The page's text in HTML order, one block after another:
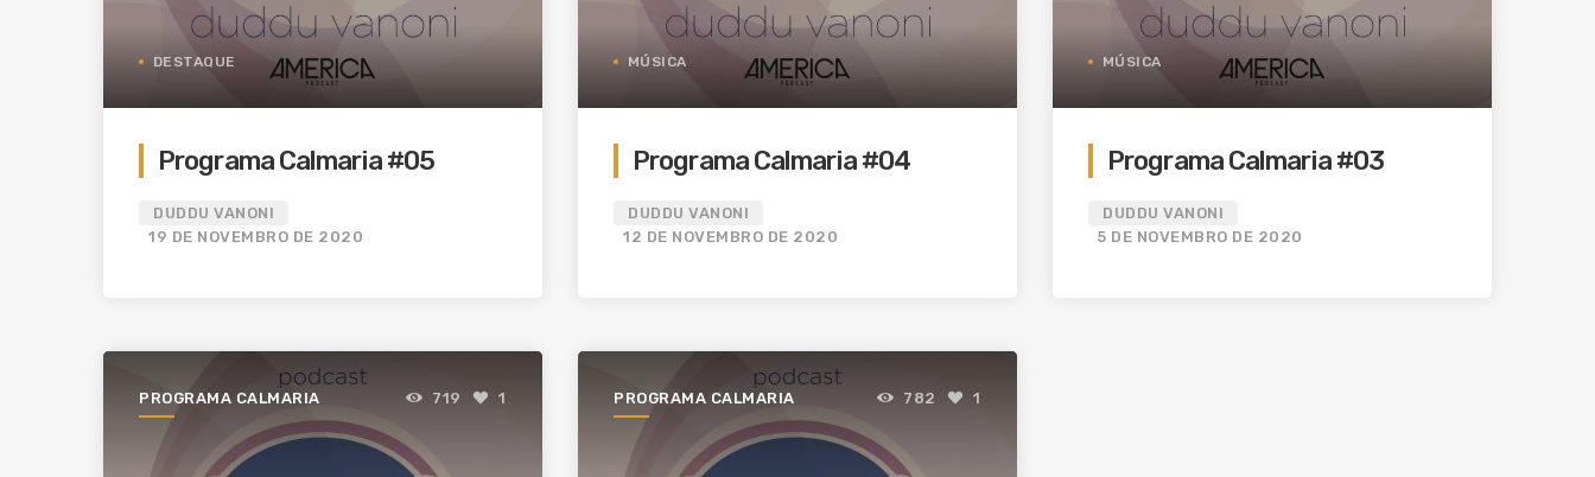
DESTAQUE
Programa Calmaria #05
DUDDU VANONI
19 DE NOVEMBRO DE 2020
MÚSICA
Programa Calmaria #04
DUDDU VANONI
12 DE NOVEMBRO DE 2020
MÚSICA
Programa Calmaria #03
DUDDU VANONI
5 DE NOVEMBRO DE 2020
PROGRAMA CALMARIA 719 1 PROGRAMA CALMARIA 782 1